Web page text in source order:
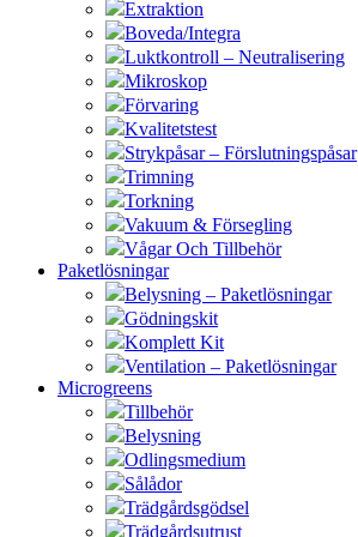
Extraktion
Boveda/Integra
Luktkontroll – Neutralisering
Mikroskop
Förvaring
Kvalitetstest
Strykpåsar – Förslutningspåsar
Trimning
Torkning
Vakuum & Försegling
Vågar Och Tillbehör
Paketlösningar
Belysning – Paketlösningar
Gödningskit
Komplett Kit
Ventilation – Paketlösningar
Microgreens
Tillbehör
Belysning
Odlingsmedium
Sålådor
Trädgårdsgödsel
Trädgårdsutrust